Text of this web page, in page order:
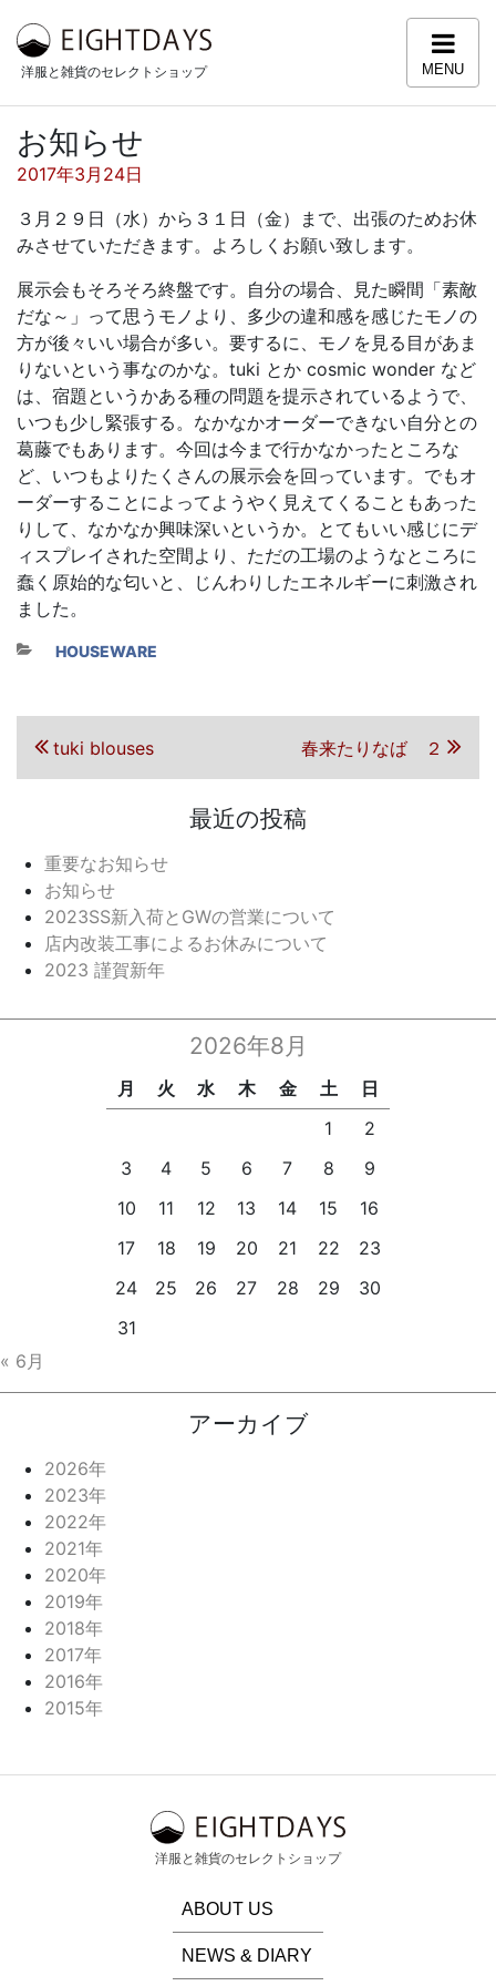
洋服と雑貨のセレクトショップ MENU
お知らせ
投稿日:
2017年3月24日
３月２９日（水）から３１日（金）まで、出張のためお休
みさせていただきます。よろしくお願い致します。
展示会もそろそろ終盤です。自分の場合、見た瞬間「素敵
だな～」って思うモノより、多少の違和感を感じたモノの
方が後々いい場合が多い。要するに、モノを見る目があま
りないという事なのかな。tuki とか cosmic wonder など
は、宿題というかある種の問題を提示されているようで、
いつも少し緊張する。なかなかオーダーできない自分との
葛藤でもあります。今回は今まで行かなかったところな
ど、いつもよりたくさんの展示会を回っています。でもオ
ーダーすることによってようやく見えてくることもあった
りして、なかなか興味深いというか。とてもいい感じにデ
ィスプレイされた空間より、ただの工場のようなところに
蠢く原始的な匂いと、じんわりしたエネルギーに刺激され
ました。
カテゴリー
HOUSEWARE
投稿ナビゲーション
前の投稿
tuki blouses 次の投稿春来たりなば ２
最近の投稿
重要なお知らせ
お知らせ
2023SS新入荷とGWの営業について
店内改装工事によるお休みについて
2023 謹賀新年
2026年8月
月 火 水 木 金 土
日
1
2
3
4 5 6 7 8
9
10
11 12 13 14 15
16
17
18 19 20 21 22
23
24
25 26 27 28 29
30
31
« 6月
アーカイブ
2026年
2023年
2022年
2021年
2020年
2019年
2018年
2017年
2016年
2015年
洋服と雑貨のセレクトショップ
ABOUT US
NEWS & DIARY